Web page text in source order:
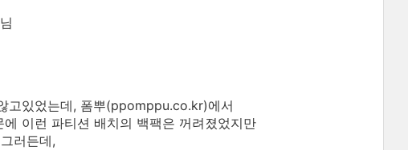
고있었는데, 폼뿌(ppomppu.co.kr)에서
이런 파티션 배치의 백팩은 꺼려졌었지만
러든데,